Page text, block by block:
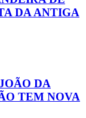
DA ANTIGA
DA
TEM NOVA